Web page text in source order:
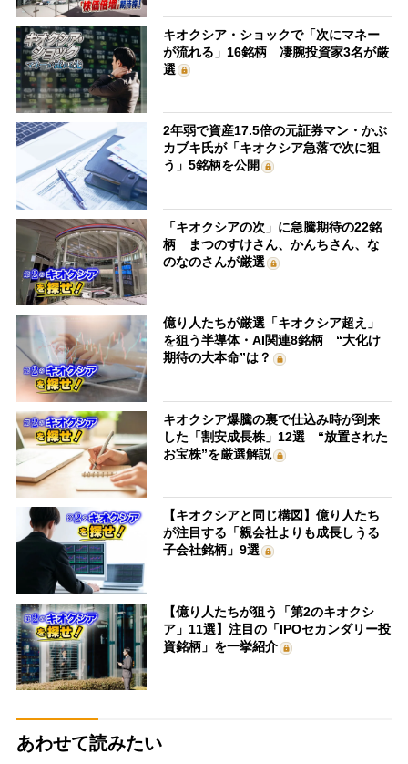
キオクシア・ショックで「次にマネー
が流れる」16銘柄 凄腕投資家3名が厳
選
2年弱で資産17.5倍の元証券マン・かぶ
カブキ氏が「キオクシア急落で次に狙
う」5銘柄を公開
「キオクシアの次」に急騰期待の22銘
柄 まつのすけさん、かんちさん、な
のなのさんが厳選
億り人たちが厳選「キオクシア超え」
を狙う半導体・AI関連8銘柄 “大化け
期待の大本命”は？
キオクシア爆騰の裏で仕込み時が到来
した「割安成長株」12選 “放置された
お宝株”を厳選解説
【キオクシアと同じ構図】億り人たち
が注目する「親会社よりも成長しうる
子会社銘柄」9選
【億り人たちが狙う「第2のキオクシ
ア」11選】注目の「IPOセカンダリー投
資銘柄」を一挙紹介
あわせて読みたい